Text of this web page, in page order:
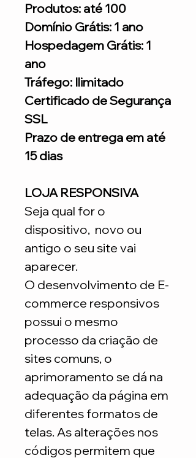
Produtos: até 100
Domínio Grátis: 1 ano
Hospedagem Grátis: 1
ano
Tráfego: Ilimitado
Certificado de Segurança
SSL
Prazo de entrega em até
15 dias
LOJA RESPONSIVA
Seja qual for o
dispositivo, novo ou
antigo o seu site vai
aparecer.
O desenvolvimento de E-
commerce responsivos
possui o mesmo
processo da criação de
sites comuns, o
aprimoramento se dá na
adequação da página em
diferentes formatos de
telas. As alterações nos
códigos permitem que